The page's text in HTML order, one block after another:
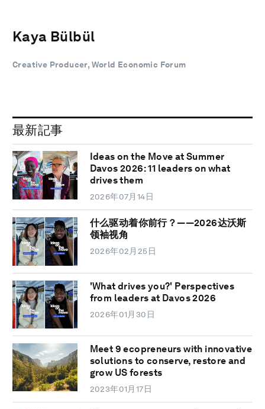
Kaya Bülbül
Creative Producer, World Economic Forum
最新記事
Ideas on the Move at Summer
Davos 2026: 11 leaders on what
drives them
2026年07月14日
什么驱动着你前行？——2026达沃斯
领袖视角
2026年02月25日
'What drives you?' Perspectives
from leaders at Davos 2026
2026年01月30日
Meet 9 ecopreneurs with innovative
solutions to conserve, restore and
grow US forests
2023年01月17日